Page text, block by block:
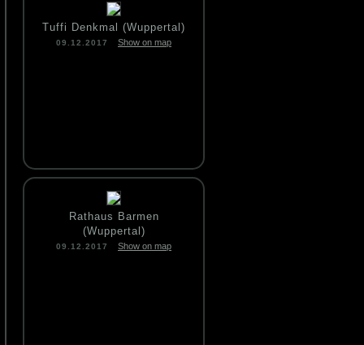
Tuffi Denkmal (Wuppertal)
09.12.2017 Show on map
Rathaus Barmen
(Wuppertal)
09.12.2017 Show on map